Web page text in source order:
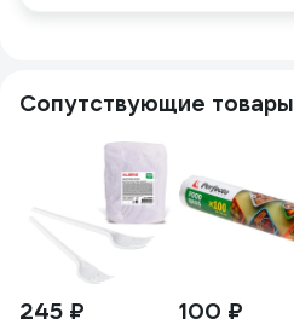
Сопутствующие товары
245 ₽ 100 ₽